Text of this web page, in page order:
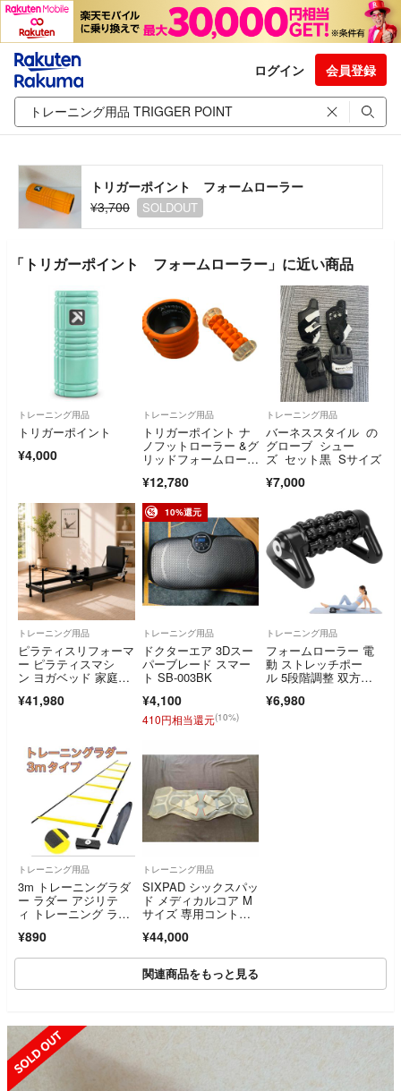
ログイン 会員登録
トリガーポイント フォームローラー
¥3,700
SOLDOUT
「トリガーポイント フォームローラー」に近い商品
トレーニング用品
トリガーポイント
¥4,000
トレーニング用品
トリガーポイント ナ
ノフットローラー &グ
リッドフォームローラ
¥12,780
トレーニング用品
バーネススタイル の
グローブ シュー
ズ セット黒 Sサイズ
¥7,000
トレーニング用品
ピラティスリフォーマ
ー ピラティスマシ
ン ヨガベッド 家庭
ター 静音プーリー 15
¥41,980
10%還元
トレーニング用品
ドクターエア 3Dスー
パーブレード スマー
ト SB-003BK
¥4,100
410円相当還元(10%)
トレーニング用品
フォームローラー 電
動 ストレッチポー
ル 5段階調整 双方向
型 滑り止め ヨガポー
¥6,980
トレーニング用品
3m トレーニングラダ
ー ラダー アジリテ
ィ トレーニング ラダ
¥890
トレーニング用品
SIXPAD シックスパッ
ド メディカルコア M
サイズ 専用コントロ
¥44,000
関連商品をもっと見る
SOLD OUT